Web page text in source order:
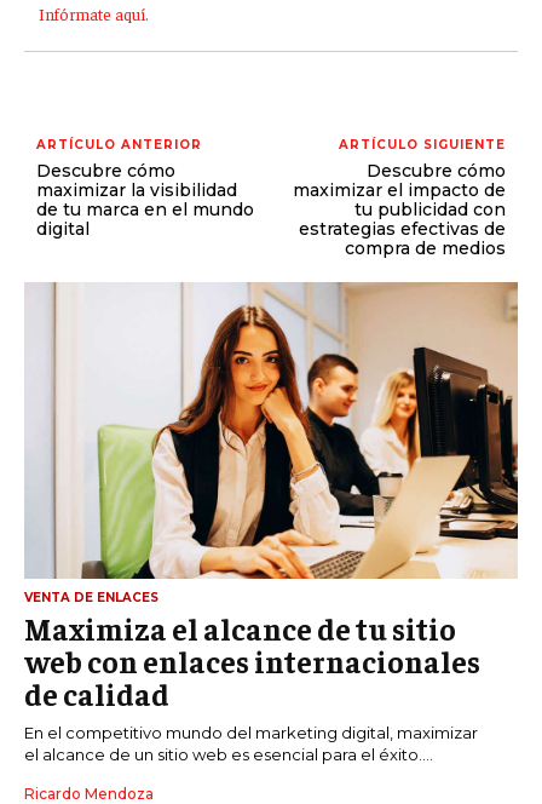
Infórmate aquí.
ARTÍCULO ANTERIOR
Descubre cómo
maximizar la visibilidad
de tu marca en el mundo
digital
ARTÍCULO SIGUIENTE
Descubre cómo
maximizar el impacto de
tu publicidad con
estrategias efectivas de
compra de medios
VENTA DE ENLACES
Maximiza el alcance de tu sitio
web con enlaces internacionales
de calidad
En el competitivo mundo del marketing digital, maximizar
el alcance de un sitio web es esencial para el éxito....
Ricardo Mendoza